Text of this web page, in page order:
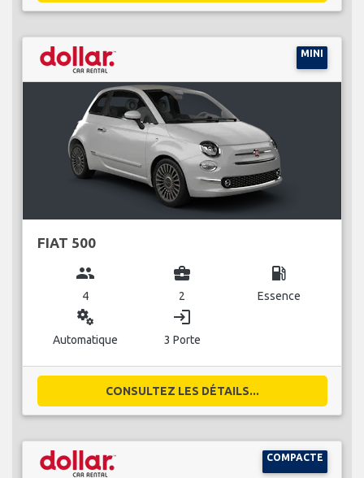
MINI
FIAT 500
group
4
business_center
2
local_gas_station
Essence
miscellaneous_services
Automatique
login
3 Porte
CONSULTEZ LES DÉTAILS...
COMPACTE